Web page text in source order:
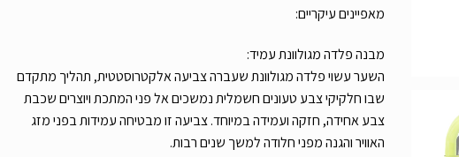
מאפיינים עיקריים:
מבנה פלדה מגולוונת עמיד:
השער עשוי פלדה מגולוונת שעברה צביעה אלקטרוסטטית, תהליך מתקדם
שבו חלקיקי צבע טעונים חשמלית נמשכים אל פני המתכת ויוצרים שכבת
צבע אחידה, חזקה ועמידה במיוחד. צביעה זו מבטיחה עמידות בפני מזג
האוויר והגנה מפני חלודה למשך שנים רבות.